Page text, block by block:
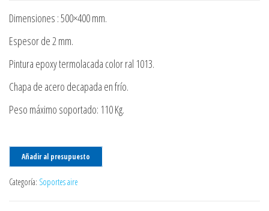
Dimensiones : 500×400 mm.
Espesor de 2 mm.
Pintura epoxy termolacada color ral 1013.
Chapa de acero decapada en frío.
Peso máximo soportado: 110 Kg.
Añadir al presupuesto
Categoría: Soportes aire